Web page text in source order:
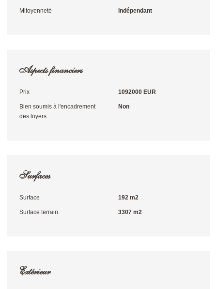
Mitoyenneté Indépendant
Aspects financiers
Prix 1092000 EUR
Bien soumis à l'encadrement
des loyers
Non
Surfaces
Surface 192 m2
Surface terrain 3307 m2
Extérieur